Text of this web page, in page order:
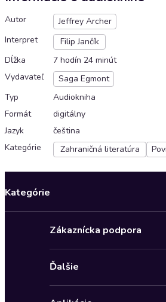
Autor
Jeffrey Archer
Interpret
Filip Jančík
Dĺžka
7 hodín 24 minút
Vydavateľ
Saga Egmont
Typ
Audiokniha
Formát
digitálny
Jazyk
čeština
Kategórie
Zahraničná literatúra
Kategórie
Fantasy a sci-fi
Zákaznícka podpora
Kontakt a pomocník
Ďalšie